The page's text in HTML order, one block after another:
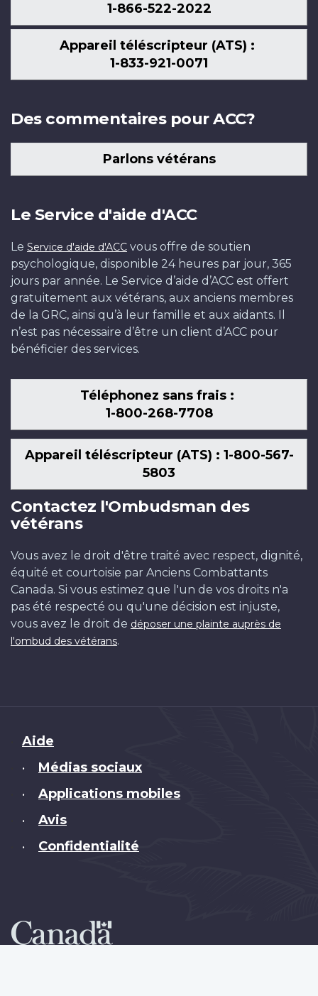
1-866-522-2022
Appareil téléscripteur (ATS) :
1-833-921-0071
Des commentaires pour ACC?
Parlons vétérans
Le Service d'aide d'ACC
Le Service d'aide d'ACC vous offre de soutien
psychologique, disponible 24 heures par jour, 365
jours par année. Le Service d’aide d’ACC est offert
gratuitement aux vétérans, aux anciens membres
de la GRC, ainsi qu’à leur famille et aux aidants. Il
n’est pas nécessaire d’être un client d’ACC pour
bénéficier des services.
Téléphonez sans frais :
1-800-268-7708
Appareil téléscripteur (ATS) : 1-800-567-
5803
Contactez l'Ombudsman des
vétérans
Vous avez le droit d'être traité avec respect, dignité,
équité et courtoisie par Anciens Combattants
Canada. Si vous estimez que l'un de vos droits n'a
pas été respecté ou qu'une décision est injuste,
vous avez le droit de déposer une plainte auprès de
l'ombud des vétérans.
Brand
Aide
• Médias sociaux
• Applications mobiles
• Avis
• Confidentialité